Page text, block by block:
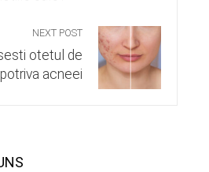
NEXT POST
otetul de
acneei